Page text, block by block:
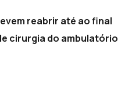
reabrir até ao final
cirurgia do ambulatório